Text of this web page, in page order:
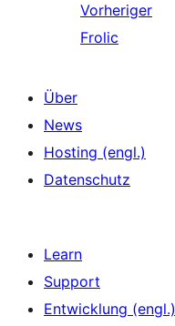
Vorheriger
Frolic
Über
News
Hosting (engl.)
Datenschutz
Learn
Support
Entwicklung (engl.)